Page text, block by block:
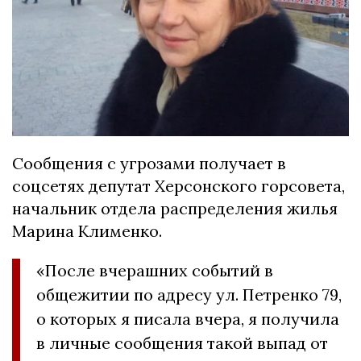
Сообщения с угрозами получает в
соцсетях депутат Херсонского горсовета,
начальник отдела распределения жилья
Марина Клименко.
«После вчерашних событий в
общежитии по адресу ул. Петренко 79,
о которых я писала вчера, я получила
в личные сообщения такой выпад от